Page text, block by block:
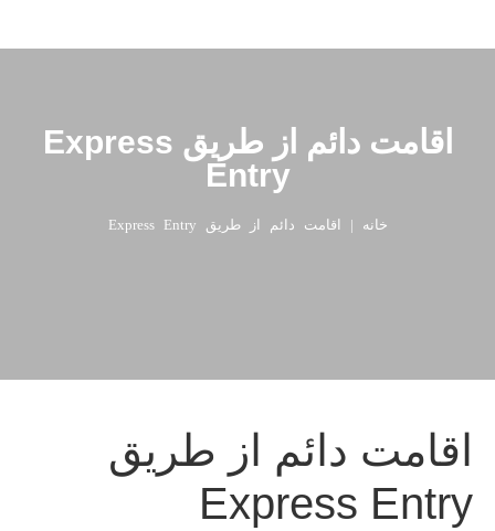
اقامت دائم از طریق Express
Entry
خانه | اقامت دائم از طریق Express Entry
اقامت دائم از طریق
Express Entry